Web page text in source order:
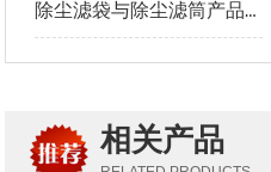
除尘滤袋与除尘滤筒产品介绍及优势对比
相关产品